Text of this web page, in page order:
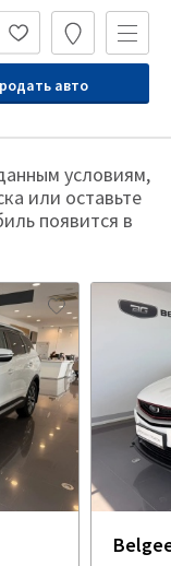
авто
условиям,
или оставьте
появится в